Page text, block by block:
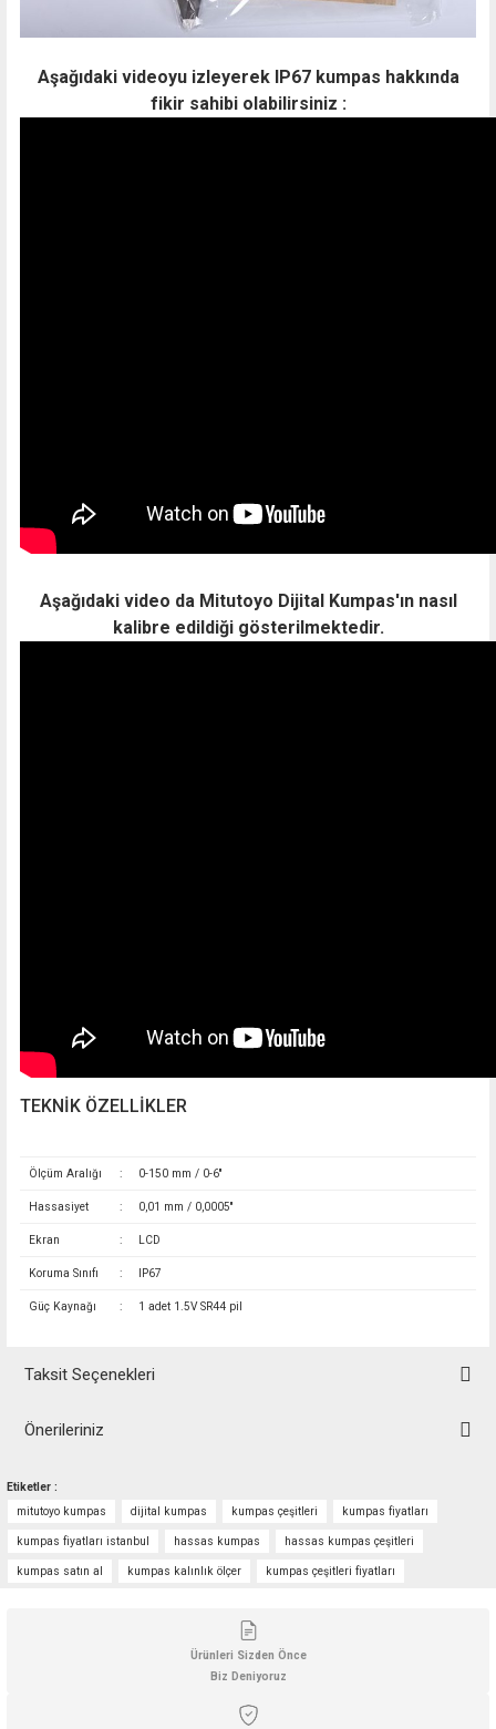
Aşağıdaki videoyu izleyerek IP67 kumpas hakkında
fikir sahibi olabilirsiniz :
Aşağıdaki video da Mitutoyo Dijital Kumpas'ın nasıl
kalibre edildiği gösterilmektedir.
TEKNİK ÖZELLİKLER
Ölçüm Aralığı : 0-150 mm / 0-6''
Hassasiyet : 0,01 mm / 0,0005''
Ekran : LCD
Koruma Sınıfı : IP67
Güç Kaynağı : 1 adet 1.5V SR44 pil
Taksit Seçenekleri
Önerileriniz
yetersiz gördüğünüz noktaları öneri formunu kullanarak tarafımıza
iletebilirsiniz.
Görüş ve önerileriniz için teşekkür ederiz.
Ürün açıklamasında eksik bilgiler bulunuyor.
Ürün bilgilerinde hatalar bulunuyor.
Ürün fiyatı diğer sitelerden daha pahalı.
Bu ürüne benzer farklı alternatifler olmalı.
Etiketler :
mitutoyo kumpas
dijital kumpas kumpas çeşitleri kumpas fiyatları
kumpas fiyatları istanbul hassas kumpas hassas kumpas çeşitleri
kumpas satın al kumpas kalınlık ölçer kumpas çeşitleri fiyatları
Ürünleri Sizden Önce
Biz Deniyoruz